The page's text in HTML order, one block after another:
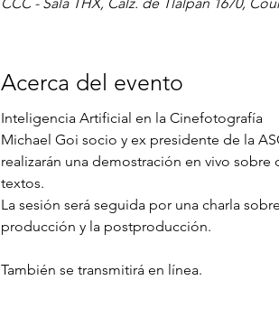
Acerca del evento
Inteligencia Artificial en la Cinefotografía
Michael Goi socio y ex presidente de la
realizarán una demostración en vivo
textos.
La sesión será seguida por una charla
producción y la postproducción.
También se transmitirá en línea.